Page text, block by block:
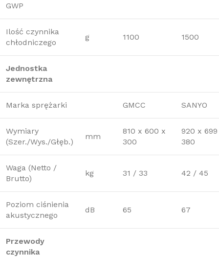
GWP
Ilość czynnika
chłodniczego
g 1100 1500
Jednostka
zewnętrzna
Marka sprężarki GMCC SANYO
Wymiary
(Szer./Wys./Głęb.)
mm
810 x 600 x
300
920 x
380
Waga (Netto /
Brutto)
kg 31 / 33 42 / 45
Poziom ciśnienia
akustycznego
dB 65 67
Przewody
czynnika